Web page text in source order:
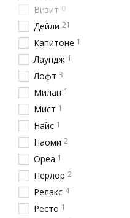
Визит 0
Дейли 21
Капитоне 1
Лаундж 1
Лофт 3
Милан 1
Мист 1
Найс 1
Наоми 2
Ореа 1
Перлор 2
Релакс 4
Ресто 1